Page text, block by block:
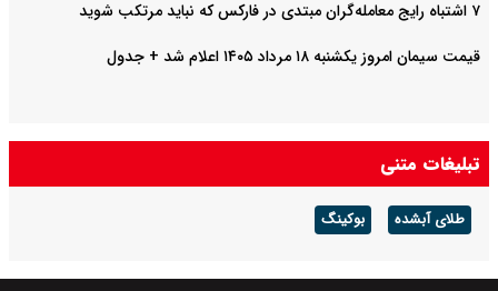
۷ اشتباه رایج معامله‌گران مبتدی در فارکس که نباید مرتکب شوید
قیمت سیمان امروز یکشنبه ۱۸ مرداد ۱۴۰۵ اعلام شد + جدول
تبلیغات متنی
طلای آبشده بوکینگ